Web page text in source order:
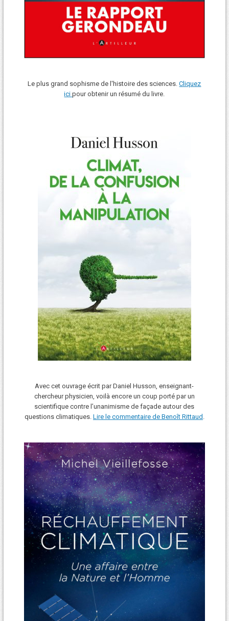
Le plus grand sophisme de l'histoire des sciences.Cliquez
icipour obtenir un résumé du livre.
Avec cet ouvrage écrit par Daniel Husson, enseignant-
chercheur physicien, voilà encore un coup porté par un
scientifique contre l’unanimisme de façade autour des
questions climatiques. Lire le commentaire de Benoît Rittaud .